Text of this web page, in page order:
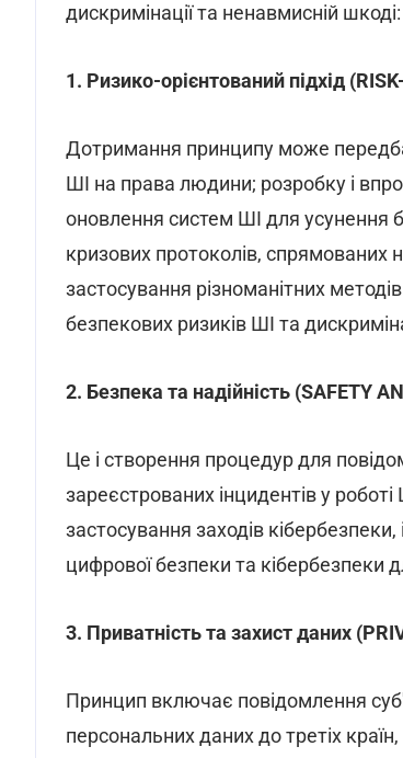
дискримінації та ненавмисній шкоді:
1. Ризико-орієнтований підхід
Дотримання принципу може
ШІ на права людини; розробку і
оновлення систем ШІ для усунення
кризових протоколів, спрямованих
застосування різноманітних
безпекових ризиків ШІ та
2. Безпека та надійність (SAFETY
Це і створення процедур для
зареєстрованих інцидентів у роботі
застосування заходів
цифрової безпеки та кібербезпеки
3. Приватність та захист даних
Принцип включає повідомлення
персональних даних до третіх